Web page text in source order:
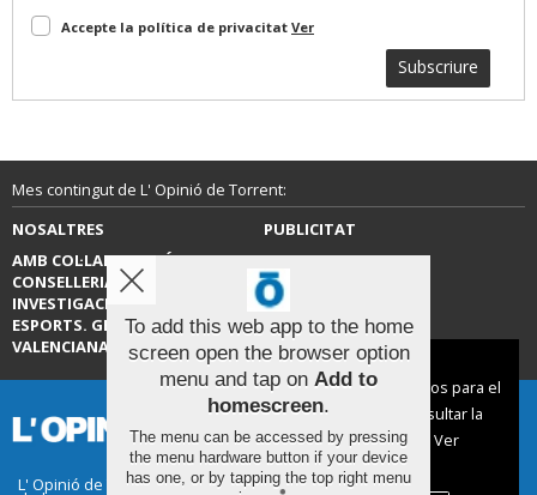
Accepte la política de privacitat Ver
Subscriure
Mes contingut de L' Opinió de Torrent:
NOSALTRES
PUBLICITAT
AMB COL·LABORACIÓ DE LA
CONSELLERIA D’EDUCACIÓ,
INVESTIGACIÓ, CULTURA I
ESPORTS. GENERALITAT
VALENCIANA.
CONTACTE
L' Opinió de Torrent |Termes d'ús| Protecció de
To add this web app to the home
screen open the browser option
menu and tap on Add to
homescreen.
The menu can be accessed by pressing
the menu hardware button if your device
has one, or by tapping the top right menu
Aviso sobre el Uso de cookies:
Utilizamos cookies nuestras y de terceros para el
funcionamiento del digital. Puedes consultar la
lista de cookies y como desconectarlas.
Ver
nuestra Política de Privacidad y Cookies